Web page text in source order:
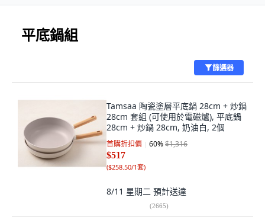
平底鍋組
篩選器
Tamsaa 陶瓷塗層平底鍋 28cm + 炒鍋
28cm 套組 (可使用於電磁爐), 平底鍋
28cm + 炒鍋 28cm, 奶油白, 2個
首購折扣價 60%$1,316
$517
($258.50/1套)
8/11 星期二 預計送達
(2665)